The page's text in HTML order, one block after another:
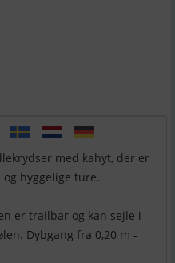
med kahyt, der er
hyggelige ture.
er trailbar og kan sejle i
Dybgang fra 0,20 m -